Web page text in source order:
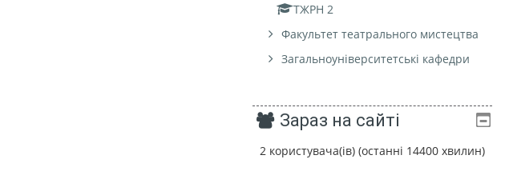
ТЖРН 2
Факультет театрального мистецтва
Загальноуніверситетські кафедри
Зараз на сайті
2 користувача(ів) (останні 14400 хвилин)